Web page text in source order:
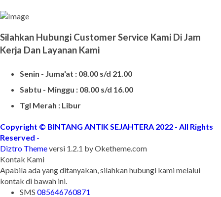
Silahkan Hubungi Customer Service Kami Di Jam
Kerja Dan Layanan Kami
Senin - Juma'at : 08.00 s/d 21.00
Sabtu - Minggu : 08.00 s/d 16.00
Tgl Merah : Libur
Copyright © BINTANG ANTIK SEJAHTERA 2022 - All Rights
Reserved -
Diztro Themeversi 1.2.1 by Oketheme.com
Kontak Kami
Apabila ada yang ditanyakan, silahkan hubungi kami melalui
kontak di bawah ini.
SMS 085646760871